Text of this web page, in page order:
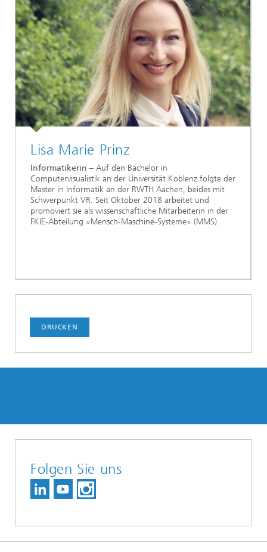
Lisa Marie Prinz
Informatikerin – Auf den Bachelor in
Computervisualistik an der Universität Koblenz folgte der
Master in Informatik an der RWTH Aachen, beides mit
Schwerpunkt VR. Seit Oktober 2018 arbeitet und
promoviert sie als wissenschaftliche Mitarbeiterin in der
FKIE-Abteilung »Mensch-Maschine-Systeme« (MMS).
DRUCKEN
Folgen Sie uns